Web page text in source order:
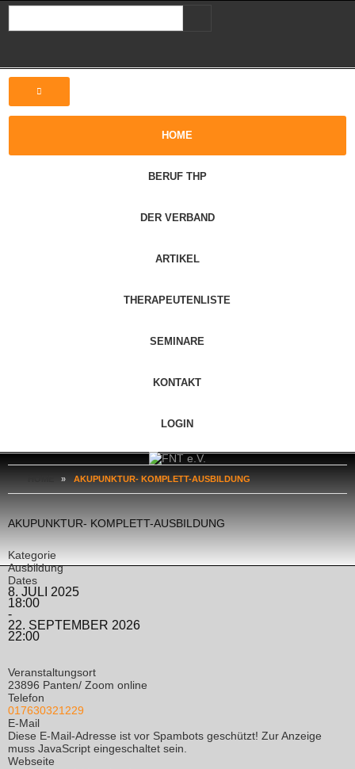
HOME
BERUF THP
DER VERBAND
ARTIKEL
THERAPEUTENLISTE
SEMINARE
KONTAKT
LOGIN
» AKUPUNKTUR- KOMPLETT-AUSBILDUNG
AKUPUNKTUR- KOMPLETT-AUSBILDUNG
Kategorie
Ausbildung
Dates
8. JULI 2025
18:00
-
22. SEPTEMBER 2026
22:00
Veranstaltungsort
23896 Panten/ Zoom online
Telefon
017630321229
E-Mail
Diese E-Mail-Adresse ist vor Spambots geschützt! Zur Anzeige
muss JavaScript eingeschaltet sein.
Webseite